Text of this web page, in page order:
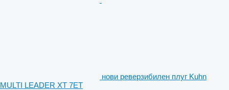
нови реверзибилен плуг Kuhn
MULTI LEADER XT 7ET